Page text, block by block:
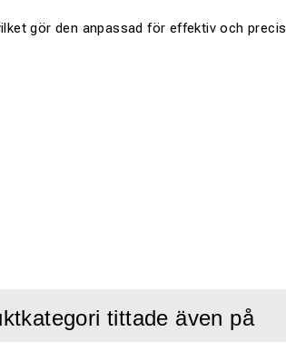
gör den anpassad för effektiv och precis
tittade även på